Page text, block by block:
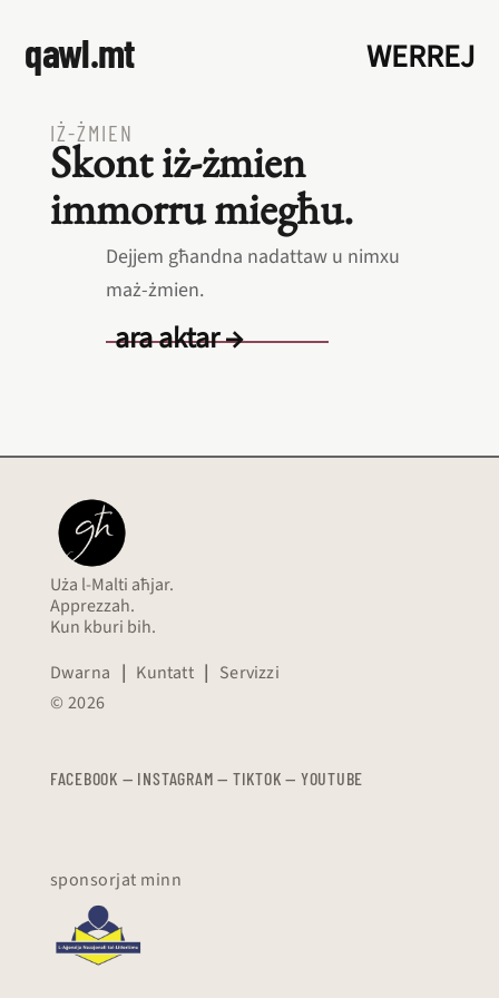
qawl.mt WERREJ
IŻ‑ŻMIEN
Skont iż‑żmien
immorru miegħu.
Dejjem għandna nadattaw u nimxu
maż‑żmien.
ara aktar →
Uża l-Malti aħjar.
Apprezzah.
Kun kburi bih.
Dwarna | Kuntatt | Servizzi
© 2026
FACEBOOK — INSTAGRAM — TIKTOK — YOUTUBE
sponsorjat minn